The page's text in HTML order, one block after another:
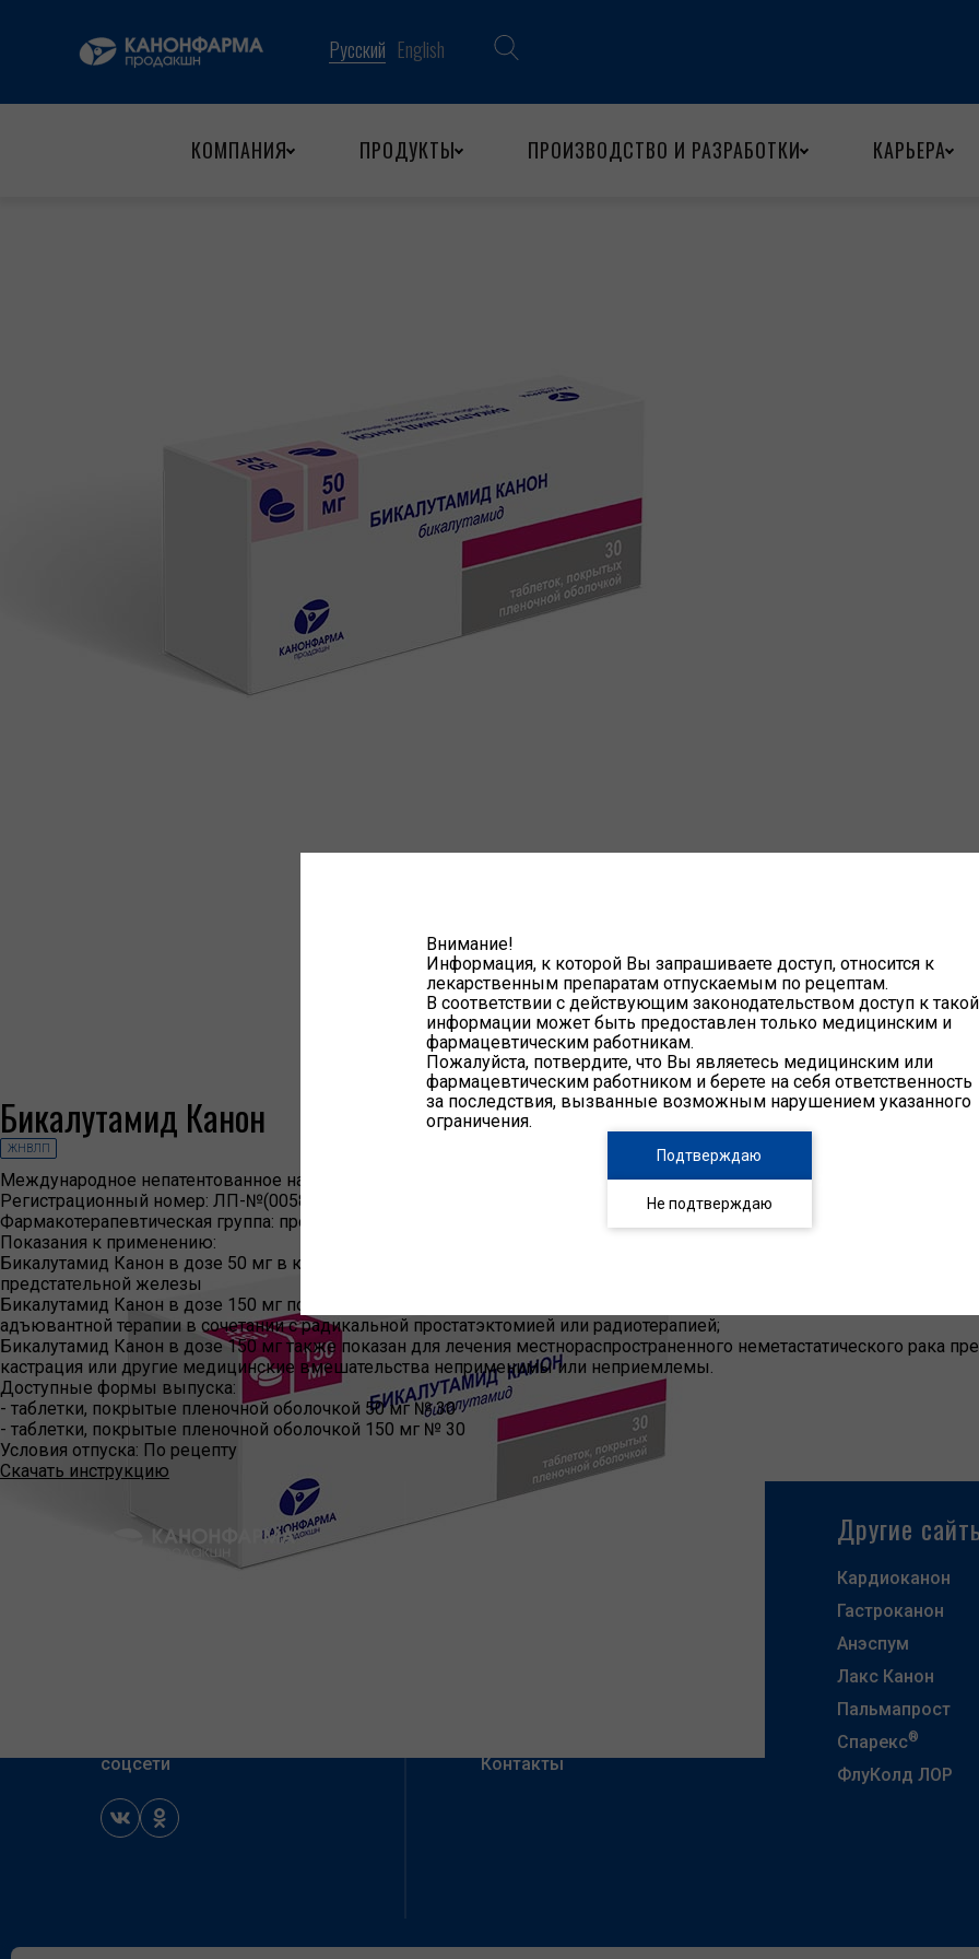
КОМПАНИЯ ПРОДУКТЫ ПРОИЗВОДСТВО И РАЗРАБОТКИ КАРЬЕРА
Бикалутамид Канон
ЖНВЛП
Международное непатентованное наименование:
Регистрационный номер: ЛП-№(005864)-(РГ-RU)
Фармакотерапевтическая группа: противоопухолевые гормональные препараты и антагонисты гормонов;
Показания к применению:
Бикалутамид Канон в дозе 50 мг в комбинации с аналогом гонадотропин-рилизинг- гормона (ГнРГ) или
предстательной железы
Бикалутамид Канон в дозе 150 мг показан для лечения местнораспространенного рака предстательной железы (T3-
адъювантной терапии в сочетании с радикальной простатэктомией или радиотерапией;
Бикалутамид Канон в дозе 150 мг также показан для лечения местнораспространенного неметастатического рака
кастрация или другие медицинские вмешательства неприменимы или неприемлемы.
Доступные формы выпуска:
- таблетки, покрытые пленочной оболочкой 50 мг № 30
- таблетки, покрытые пленочной оболочкой 150 мг № 30
Условия отпуска: По рецепту
Скачать инструкцию
Внимание!
Информация, к которой Вы запрашиваете доступ, относится к
лекарственным препаратам отпускаемым по рецептам.
В соответствии с действующим законодательством доступ к такой
информации может быть предоставлен только медицинским и
фармацевтическим работникам.
Пожалуйста, потвердите, что Вы являетесь медицинским или
фармацевтическим работником и берете на себя ответственность
за последствия, вызванные возможным нарушением указанного
ограничения.
Подтверждаю
Не подтверждаю
соцсети
Контакты
Другие
Кардиоканон
Гастроканон
Анэспум
Лакс Канон
Пальмапрост
Спарекс®
ФлуКолд ЛОР